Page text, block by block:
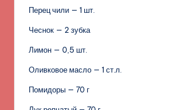
Перец чили — 1 шт.
Чеснок — 2 зубка
Лимон — 0,5 шт.
Оливковое масло — 1 ст.л.
Помидоры — 70 г